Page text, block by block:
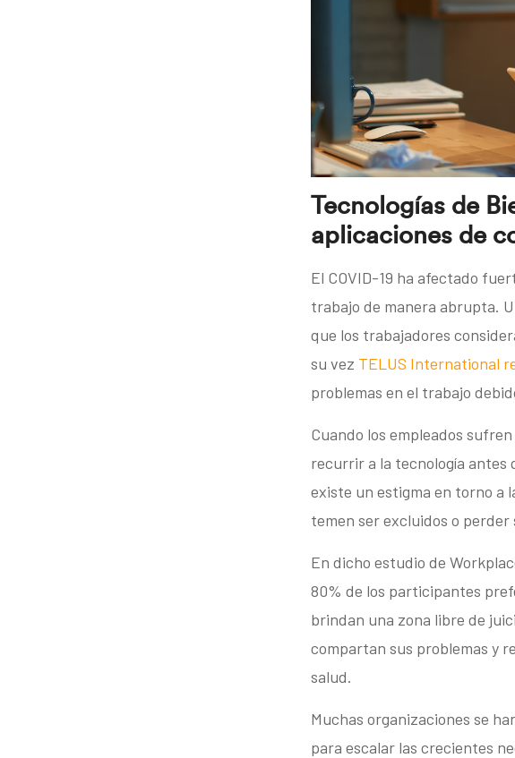
Tecnologías de
aplicaciones de
El COVID-19 ha afectado
trabajo de manera abrupta.
que los trabajadores
su vez TELUS International
problemas en el trabajo
Cuando los empleados
recurrir a la tecnología antes
existe un estigma en torno a
temen ser excluidos o
En dicho estudio de
80% de los participantes
brindan una zona libre de
compartan sus problemas y
salud.
Muchas organizaciones se
para escalar las crecientes